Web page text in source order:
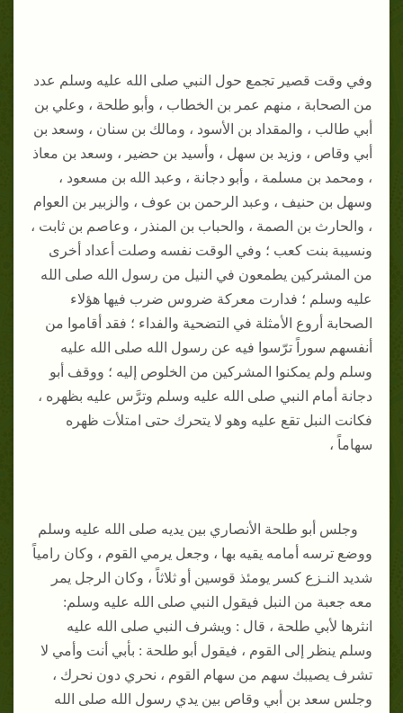
وفي وقت قصير تجمع حول النبي صلى الله عليه وسلم عدد
من الصحابة ، منهم عمر بن الخطاب ، وأبو طلحة ، وعلي بن
أبي طالب ، والمقداد بن الأسود ، ومالك بن سنان ، وسعد بن
أبي وقاص ، وزيد بن سهل ، وأسيد بن حضير ، وسعد بن معاذ
، ومحمد بن مسلمة ، وأبو دجانة ، وعبد الله بن مسعود ،
وسهل بن حنيف ، وعبد الرحمن بن عوف ، والزبير بن العوام
، والحارث بن الصمة ، والحباب بن المنذر ، وعاصم بن ثابت ،
ونسيبة بنت كعب ؛ وفي الوقت نفسه وصلت أعداد أخرى
من المشركين يطمعون في النيل من رسول الله صلى الله
عليه وسلم ؛ فدارت معركة ضروس ضرب فيها هؤلاء
الصحابة أروع الأمثلة في التضحية والفداء ؛ فقد أقاموا من
أنفسهم سوراً ترّسوا فيه عن رسول الله صلى الله عليه
وسلم ولم يمكنوا المشركين من الخلوص إليه ؛ ووقف أبو
دجانة أمام النبي صلى الله عليه وسلم وترَّس عليه بظهره ،
فكانت النبل تقع عليه وهو لا يتحرك حتى امتلأت ظهره
سهاماً ،
وجلس أبو طلحة الأنصاري بين يديه صلى الله عليه وسلم
ووضع ترسه أمامه يقيه بها ، وجعل يرمي القوم ، وكان رامياً
شديد النـزع كسر يومئذ قوسين أو ثلاثاً ، وكان الرجل يمر
معه جعبة من النبل فيقول النبي صلى الله عليه وسلم:
انثرها لأبي طلحة ، قال : ويشرف النبي صلى الله عليه
وسلم ينظر إلى القوم ، فيقول أبو طلحة : بأبي أنت وأمي لا
تشرف يصيبك سهم من سهام القوم ، نحري دون نحرك ،
وجلس سعد بن أبي وقاص بين يدي رسول الله صلى الله